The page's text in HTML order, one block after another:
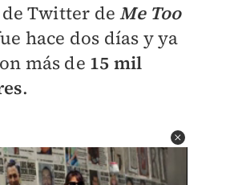
Twitter deMe Too
hace dos días y ya
más de 15 mil
.